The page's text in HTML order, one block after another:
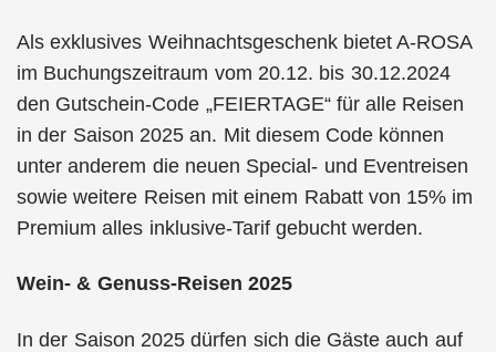
Als exklusives Weihnachtsgeschenk bietet A-ROSA
im Buchungszeitraum vom 20.12. bis 30.12.2024
den Gutschein-Code „FEIERTAGE“ für alle Reisen
in der Saison 2025 an. Mit diesem Code können
unter anderem die neuen Special- und Eventreisen
sowie weitere Reisen mit einem Rabatt von 15% im
Premium alles inklusive-Tarif gebucht werden.
Wein- & Genuss-Reisen 2025
In der Saison 2025 dürfen sich die Gäste auch auf